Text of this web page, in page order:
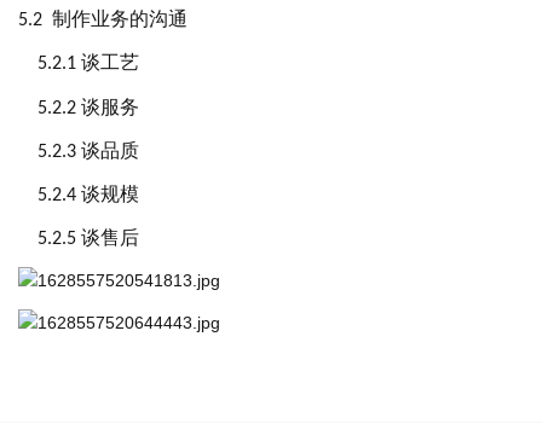
5.2 制作业务的沟通
5.2.1 谈工艺
5.2.2 谈服务
5.2.3 谈品质
5.2.4 谈规模
5.2.5 谈售后